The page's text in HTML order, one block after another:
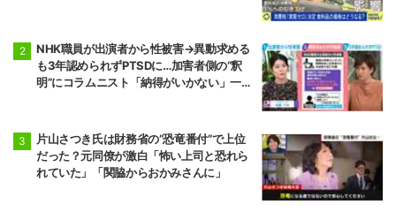
NHK職員が出演者から性被害→異動求める
も3年認められずPTSDに…加害者側の“釈
明”にコラムニスト「納得がいかない」一方
片山さつき氏は財務省の“恐竜番付”で上位
だった？元同僚が激白「怖い上司と恐れら
れていた」「関脇からおかみさんに」